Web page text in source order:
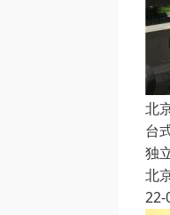
北
台
独
北
22-